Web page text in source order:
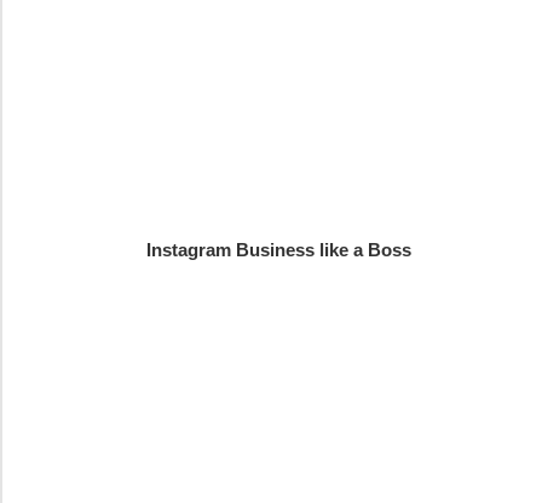
Instagram Business like a Boss